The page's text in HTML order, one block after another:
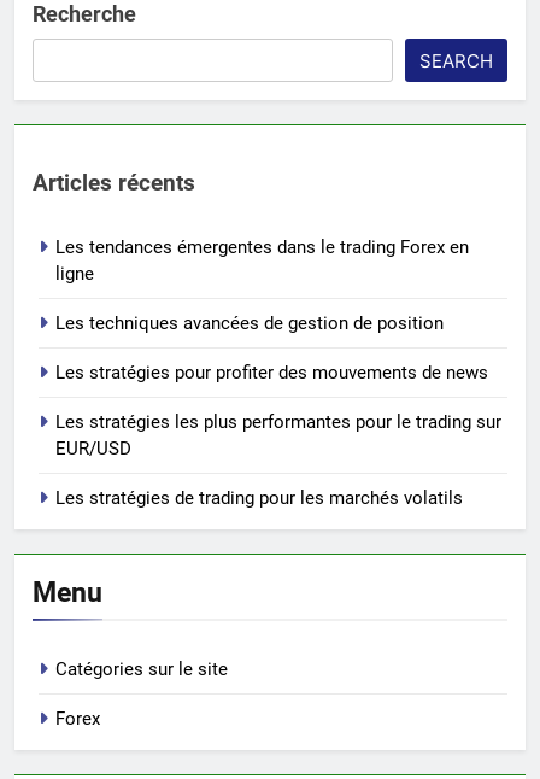
Recherche
SEARCH
Articles récents
Les tendances émergentes dans le trading Forex en
ligne
Les techniques avancées de gestion de position
Les stratégies pour profiter des mouvements de news
Les stratégies les plus performantes pour le trading sur
EUR/USD
Les stratégies de trading pour les marchés volatils
Menu
Catégories sur le site
Forex